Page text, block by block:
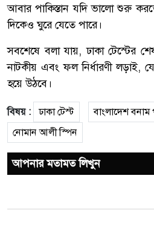
আবার পাকিস্তান যদি ভালো শুরু
দিকেও ঘুরে যেতে পারে।
সবশেষে বলা যায়, ঢাকা টেস্টের
নাটকীয় এবং ফল নির্ধারণী লড়াই,
হয়ে উঠবে।
বিষয় : ঢাকা টেস্ট
বাংলাদেশ বনাম
নোমান আলী স্পিন
আপনার মতামত লিখুন